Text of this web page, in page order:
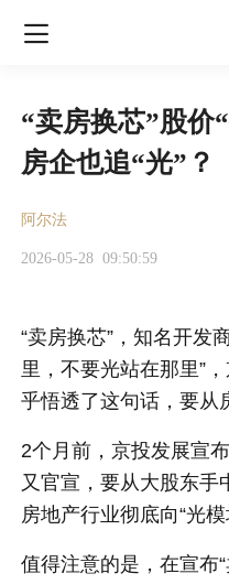

“卖房换芯”股价
房企也追“光”？
阿尔法
2026-05-28 09:50:59
“卖房换芯”，知名开发
里，不要光站在那里”
乎悟透了这句话，要从
2个月前，京投发展宣
又官宣，要从大股东手
房地产行业彻底向“光模
值得注意的是，在宣布